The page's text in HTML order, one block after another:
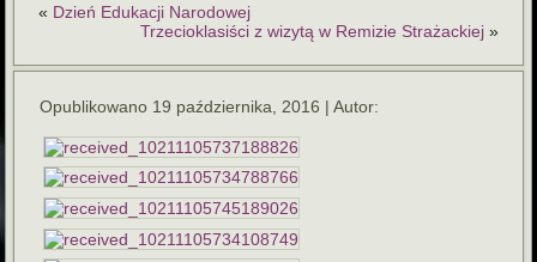
« Dzień Edukacji Narodowej
Trzecioklasiści z wizytą w Remizie Strażackiej»
Opublikowano 19 października, 2016 |Autor: